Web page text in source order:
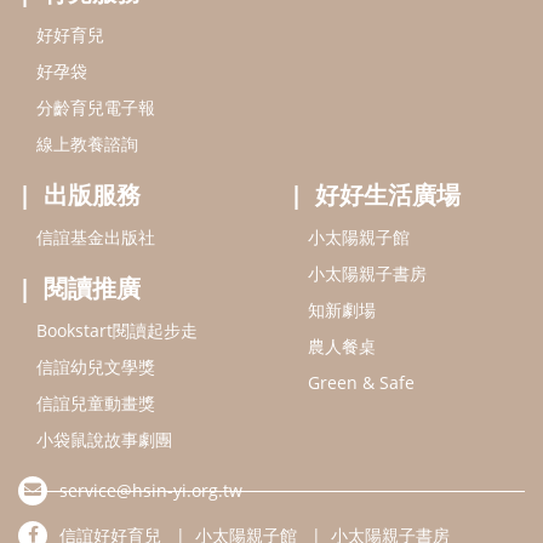
信誼基金會
信誼兒童發展國際研討會
2022信誼年度報告
2023信誼年度報告
附設幼兒園
小袋鼠幼師網